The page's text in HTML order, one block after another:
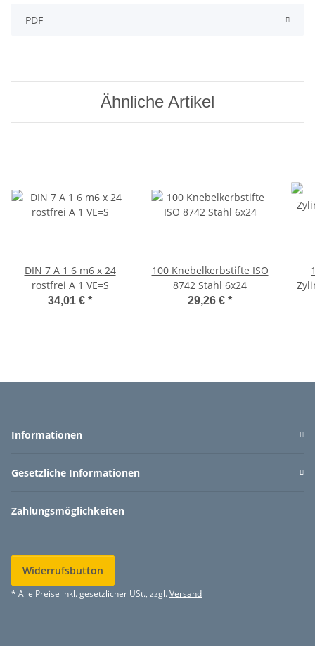
PDF
Ähnliche Artikel
DIN 7 A 1 6 m6 x 24
rostfrei A 1 VE=S
34,01 € *
100 Knebelkerbstifte ISO
8742 Stahl 6x24
29,26 € *
Informationen
Gesetzliche Informationen
Zahlungsmöglichkeiten
Widerrufsbutton
* Alle Preise inkl. gesetzlicher USt., zzgl.Versand